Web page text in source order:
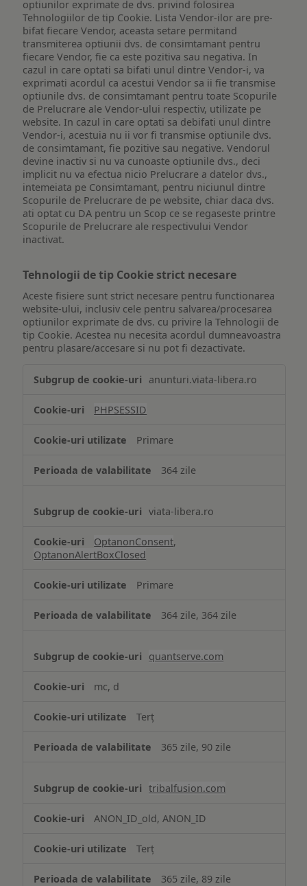
optiunilor exprimate de dvs. privind folosirea
Tehnologiilor de tip Cookie. Lista Vendor-ilor are pre-
bifat fiecare Vendor, aceasta setare permitand
transmiterea optiunii dvs. de consimtamant pentru
fiecare Vendor, fie ca este pozitiva sau negativa. In
cazul in care optati sa bifati unul dintre Vendor-i, va
exprimati acordul ca acestui Vendor sa ii fie transmise
optiunile dvs. de consimtamant pentru toate Scopurile
de Prelucrare ale Vendor-ului respectiv, utilizate pe
website. In cazul in care optati sa debifati unul dintre
Vendor-i, acestuia nu ii vor fi transmise optiunile dvs.
de consimtamant, fie pozitive sau negative. Vendorul
devine inactiv si nu va cunoaste optiunile dvs., deci
implicit nu va efectua nicio Prelucrare a datelor dvs.,
intemeiata pe Consimtamant, pentru niciunul dintre
Scopurile de Prelucrare de pe website, chiar daca dvs.
ati optat cu DA pentru un Scop ce se regaseste printre
Scopurile de Prelucrare ale respectivului Vendor
inactivat.
Tehnologii de tip Cookie strict necesare
Aceste fisiere sunt strict necesare pentru functionarea
website-ului, inclusiv cele pentru salvarea/procesarea
optiunilor exprimate de dvs. cu privire la Tehnologii de
tip Cookie. Acestea nu necesita acordul dumneavoastra
pentru plasare/accesare si nu pot fi dezactivate.
de
Cookie
necesare
anunturi.viata-libera.ro
PHPSESSID
Primare
364 zile
viata-libera.ro
OptanonConsent,
OptanonAlertBoxClosed
Primare
364 zile, 364 zile
quantserve.com
mc, d
Terț
365 zile, 90 zile
tribalfusion.com
ANON_ID_old, ANON_ID
Terț
365 zile, 89 zile